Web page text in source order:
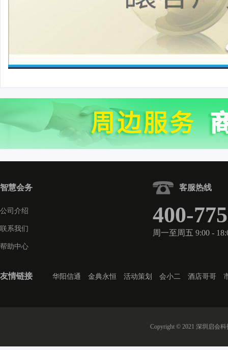
智慧会务
公司介绍
联系我们
帮助中心
客服热线
400-
周一至周五 9:00 -
友情链接 华阳信通 金典永恒 活动策划 会小二 酒店哥哥
Copyright © 2021 深圳启会